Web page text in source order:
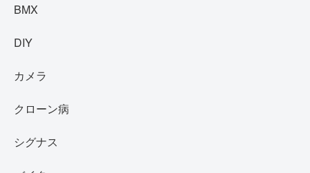
BMX
DIY
カメラ
クローン病
シグナス